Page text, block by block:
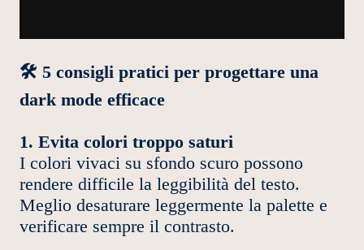
🛠️ 5 consigli pratici per progettare una
dark mode efficace
1. Evita colori troppo saturi
I colori vivaci su sfondo scuro possono
rendere difficile la leggibilità del testo.
Meglio desaturare leggermente la palette e
verificare sempre il contrasto.